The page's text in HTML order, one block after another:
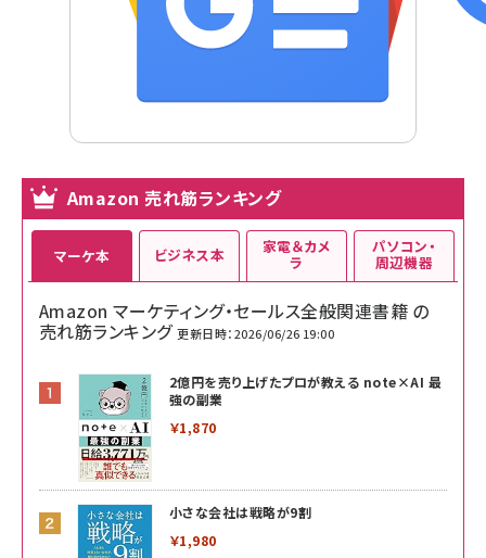
Amazon 売れ筋ランキング
マーケ本
Amazon マーケティング・セールス全般関連書籍 の
売れ筋ランキング 更新日時：2026/06/26 19:00
2億円を売り上げたプロが教える note×AI 最
強の副業
￥1,870
小さな会社は戦略が9割
￥1,980
ビジネス本 家電＆カメ
ラ
パソコン・
周辺機器